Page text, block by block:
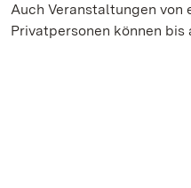
Auch Veranstaltungen von
Privatpersonen können